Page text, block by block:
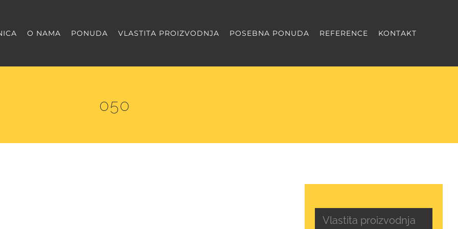
O NAMA PONUDA VLASTITA PROIZVODNJA POSEBNA PONUDA REFERENCE KONTAKT
050
Vlastita proizvodnja